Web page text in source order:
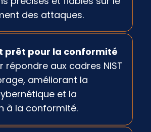
des attaques.
prêt pour la conformité
répondre aux cadres NIST
améliorant la
et la
à la conformité.